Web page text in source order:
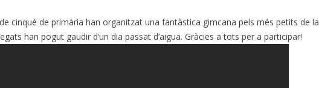
cinquè de primària han organitzat una fantàstica gimcana pels més petits de la
han pogut gaudir d’un dia passat d’aigua. Gràcies a tots per a participar!